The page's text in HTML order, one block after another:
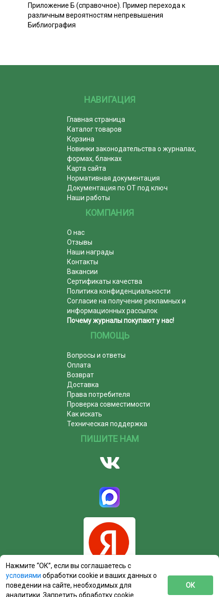
Приложение Б (справочное). Пример перехода к
различным вероятностям непревышения
Библиография
НАВИГАЦИЯ
Главная страница
Каталог товаров
Корзина
Новинки законодательства о журналах,
формах, бланках
Карта сайта
Нормативная документация
Документация по ОТ под ключ
Наши работы
КОМПАНИЯ
О нас
Отзывы
Наши награды
Контакты
Вакансии
Сертификаты качества
Политика конфиденциальности
Согласие на получение рекламных и
информационных рассылок
Почему журналы покупают у нас!
ПОМОЩЬ
Вопросы и ответы
Оплата
Возврат
Доставка
Права потребителя
Проверка совместимости
Как искать
Техническая поддержка
ПИШИТЕ НАМ
Нажмите “ОК”, если вы соглашаетесь с
условиями обработки cookie и ваших данных о
поведении на сайте, необходимых для
аналитики. Запретить обработку cookie
ОК